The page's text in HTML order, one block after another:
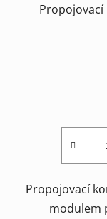
Propojovací
modulem